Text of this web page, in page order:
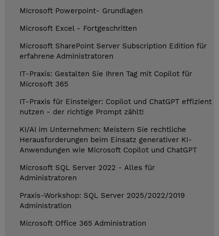
Microsoft Powerpoint- Grundlagen
Microsoft Excel - Fortgeschritten
Microsoft SharePoint Server Subscription Edition für
erfahrene Administratoren
IT-Praxis: Gestalten Sie Ihren Tag mit Copilot für
Microsoft 365
IT-Praxis für Einsteiger: Copilot und ChatGPT effizient
nutzen - der richtige Prompt zählt!
KI/AI im Unternehmen: Meistern Sie rechtliche
Herausforderungen beim Einsatz generativer KI-
Anwendungen wie Microsoft Copilot und ChatGPT
Microsoft SQL Server 2022 - Alles für
Administratoren
Praxis-Workshop: SQL Server 2025/2022/2019
Administration
Microsoft Office 365 Administration